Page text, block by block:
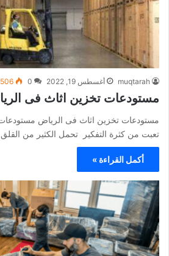
muqtarah أغسطس 19, 2022 0
506
مستودعات تخزين اثاث فى
مستودعات تخزين اثاث فى الرياض
تعبت من كثرة التفكير تحمل الكثير من
أكمل القراءة »